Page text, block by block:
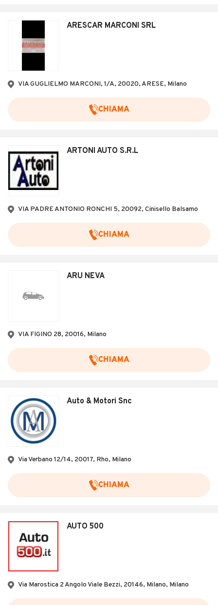
ARESCAR MARCONI SRL
VIA GUGLIELMO MARCONI, 1/A, 20020, ARESE, Milano
CHIAMA
ARTONI AUTO S.R.L
VIA PADRE ANTONIO RONCHI 5, 20092, Cinisello Balsamo
CHIAMA
ARU NEVA
VIA FIGINO 28, 20016, Milano
CHIAMA
Auto & Motori Snc
Via Verbano 12/14, 20017, Rho, Milano
CHIAMA
AUTO 500
Via Marostica 2 Angolo Viale Bezzi, 20146, Milano, Milano